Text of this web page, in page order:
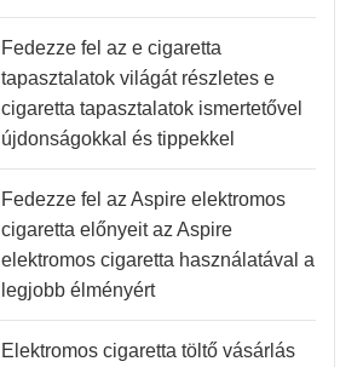
Fedezze fel az e cigaretta
tapasztalatok világát részletes e
cigaretta tapasztalatok ismertetővel
újdonságokkal és tippekkel
Fedezze fel az Aspire elektromos
cigaretta előnyeit az Aspire
elektromos cigaretta használatával a
legjobb élményért
Elektromos cigaretta töltő vásárlás